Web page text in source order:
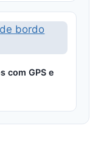
com GPS e